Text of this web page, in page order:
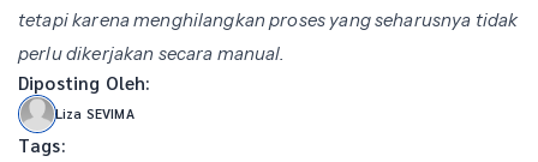
tetapi karena menghilangkan proses yang seharusnya tidak
perlu dikerjakan secara manual.
Diposting Oleh:
Liza SEVIMA
Tags: